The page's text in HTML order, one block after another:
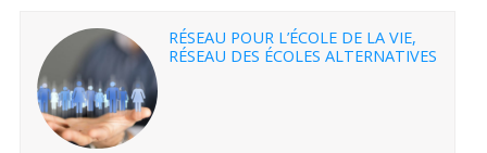
RÉSEAU POUR L’ÉCOLE DE LA VIE,
RÉSEAU DES ÉCOLES ALTERNATIVES